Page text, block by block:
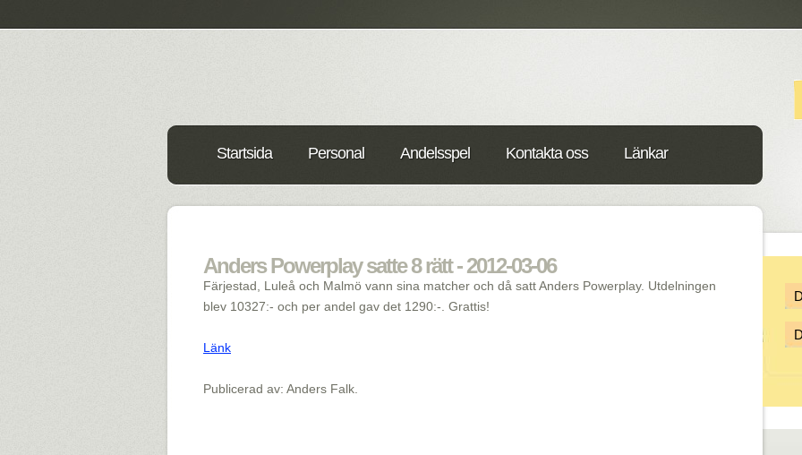
Startsida Personal Andelsspel Kontakta oss Länkar
Anders Powerplay satte 8 rätt - 2012-03-06
Färjestad, Luleå och Malmö vann sina matcher och då satt Anders Powerplay. Utdelningen
blev 10327:- och per andel gav det 1290:-. Grattis!
Länk
Publicerad av: Anders Falk.